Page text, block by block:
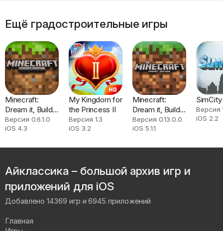
Ещё градостроительные игры
Minecraft:
Dream it, Build
it!
Версия 0.6.1.0
iOS 4.3
My Kingdom for
the Princess II
Версия 1.3
iOS 3.2
Minecraft:
Dream it, Build
it!
Версия 0.13.0.0
iOS 5.1.1
SimCity
Версия
iOS 2.2
Айклассика – большой архив игр и
приложений для iOS
Добавлено 14369 игр и 6945 приложений
Главная